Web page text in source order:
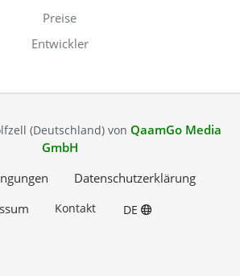
Preise
Entwickler
(Deutschland) von QaamGo Media
GmbH
Datenschutzerklärung
Kontakt DE